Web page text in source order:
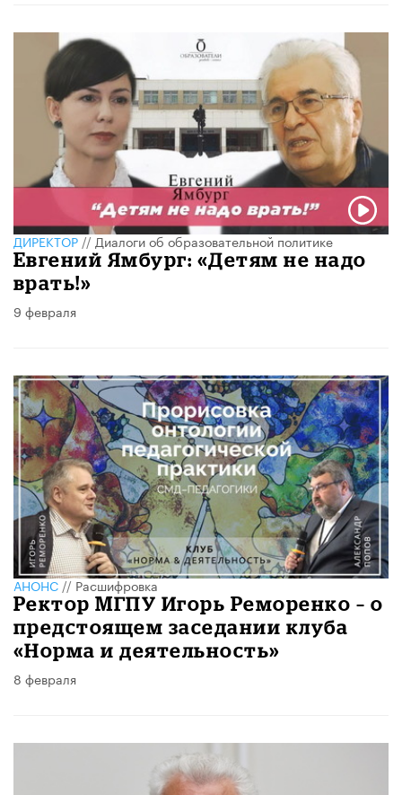
ДИРЕКТОР//Диалоги об образовательной политике
Евгений Ямбург: «Детям не надо
врать!»
9 февраля
АНОНС//Расшифровка
Ректор МГПУ Игорь Реморенко – о
предстоящем заседании клуба
«Норма и деятельность»
8 февраля